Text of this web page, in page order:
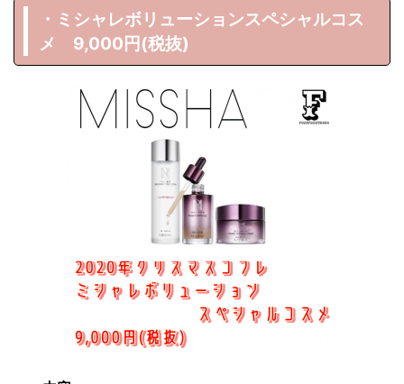
・ミシャレボリューションスペシャルコス
メ 9,000円(税抜)